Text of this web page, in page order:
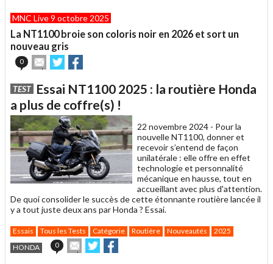
MNC Live 9 octobre 2025
La NT1100 broie son coloris noir en 2026 et sort un
nouveau gris
0
Envoyer
cet
un
ami
Partager
sur sur
TEST Essai NT1100 2025 : la routière Honda
a plus de coffre(s) !
22 novembre 2024 - Pour la
nouvelle NT1100, donner et
recevoir s’entend de façon
unilatérale : elle offre en effet
technologie et personnalité
mécanique en hausse, tout en
accueillant avec plus d'attention.
De quoi consolider le succès de cette étonnante routière lancée il
y a tout juste deux ans par Honda ? Essai.
Essais Tous les Tests Catégorie Routière Nouveautés
2025
HONDA
0
Envoyer
cet
Partager
sur sur